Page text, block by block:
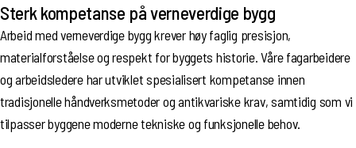
Sterk kompetanse på verneverdige bygg
Arbeid med verneverdige bygg krever høy faglig presisjon,
materialforståelse og respekt for byggets historie. Våre fagarbeidere
og arbeidsledere har utviklet spesialisert kompetanse innen
tradisjonelle håndverksmetoder og antikvariske krav, samtidig som vi
tilpasser byggene moderne tekniske og funksjonelle behov.